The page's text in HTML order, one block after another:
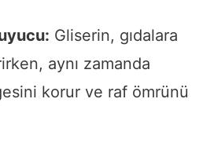
Gliserin, gıdalara
aynı zamanda
korur ve raf ömrünü